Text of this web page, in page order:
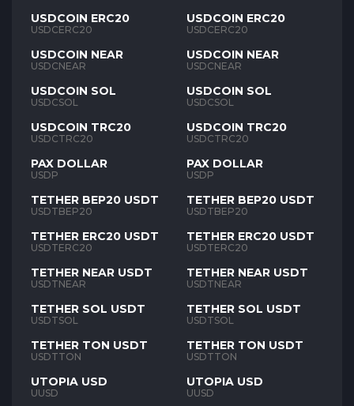
USDCOIN ERC20
USDCERC20
USDCOIN NEAR
USDCNEAR
USDCOIN SOL
USDCSOL
USDCOIN TRC20
USDCTRC20
PAX DOLLAR
USDP
TETHER BEP20 USDT
USDTBEP20
TETHER ERC20 USDT
USDTERC20
TETHER NEAR USDT
USDTNEAR
TETHER SOL USDT
USDTSOL
TETHER TON USDT
USDTTON
UTOPIA USD
UUSD
USDCOIN ERC20
USDCERC20
USDCOIN NEAR
USDCNEAR
USDCOIN SOL
USDCSOL
USDCOIN TRC20
USDCTRC20
PAX DOLLAR
USDP
TETHER BEP20 USDT
USDTBEP20
TETHER ERC20 USDT
USDTERC20
TETHER NEAR USDT
USDTNEAR
TETHER SOL USDT
USDTSOL
TETHER TON USDT
USDTTON
UTOPIA USD
UUSD